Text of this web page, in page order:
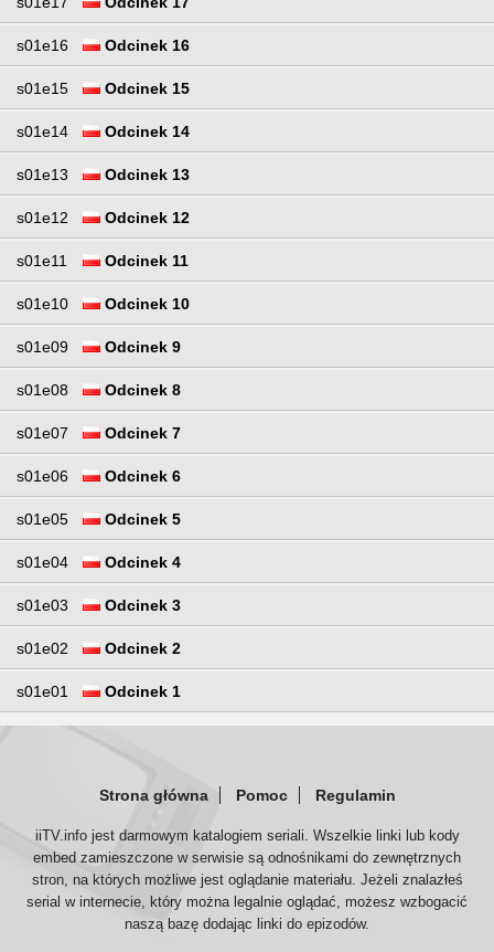
s01e16 Odcinek 16
s01e15 Odcinek 15
s01e14 Odcinek 14
s01e13 Odcinek 13
s01e12 Odcinek 12
s01e11 Odcinek 11
s01e10 Odcinek 10
s01e09 Odcinek 9
s01e08 Odcinek 8
s01e07 Odcinek 7
s01e06 Odcinek 6
s01e05 Odcinek 5
s01e04 Odcinek 4
s01e03 Odcinek 3
s01e02 Odcinek 2
s01e01 Odcinek 1
Strona główna Pomoc Regulamin
iiTV.info jest darmowym katalogiem seriali. Wszelkie linki lub kody
embed zamieszczone w serwisie są odnośnikami do zewnętrznych
stron, na których możliwe jest oglądanie materiału. Jeżeli znalazłeś
serial w internecie, który można legalnie oglądać, możesz wzbogacić
naszą bazę dodając linki do epizodów.